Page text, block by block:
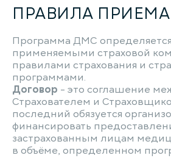
ПРАВИЛА
Программа ДМС
применяемыми страховой
правилами страхования и
программами.
Договор - это соглашение
Страхователем и
последний обязуется
финансировать
застрахованным лицам
в объёме, определенном